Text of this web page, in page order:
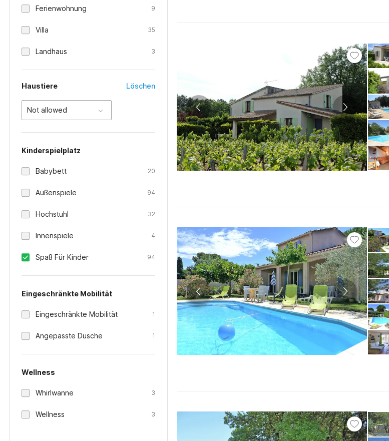
Ferienwohnung 9
Villa 35
Landhaus 3
Haustiere Löschen
Not allowed
Kinderspielplatz
Babybett 20
Außenspiele 94
Hochstuhl 32
Innenspiele 4
Spaß Für Kinder 94
Eingeschränkte Mobilität
Eingeschränkte Mobilität 1
Angepasste Dusche 1
Wellness
Whirlwanne 3
Wellness 3